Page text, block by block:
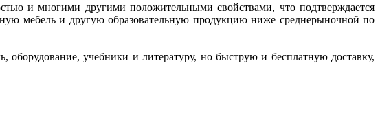
и многими другими положительными свойствами, что подтверждается
мебель и другую образовательную продукцию ниже среднерыночной по
учебники и литературу, но быструю и бесплатную доставку,